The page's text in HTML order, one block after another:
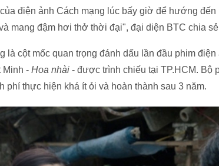
điện ảnh Cách mạng lúc bấy giờ để hướng
mang đậm hơi thở thời đại", đại diện BTC chia
là cột mốc quan trọng đánh dấu lần đầu phim
Minh - Hoa nhài - được trình chiếu tại TP.HCM. Bộ
phí thực hiện khá ít ỏi và hoàn thành sau 3 năm.